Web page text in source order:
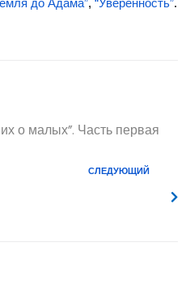
о малых”. Часть первая
СЛЕДУЮЩИЙ